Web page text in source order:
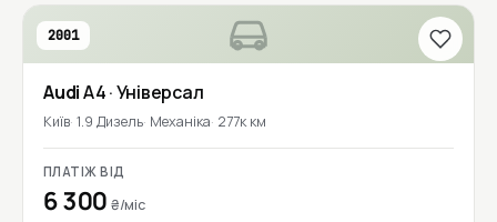
2001
AudiA4· Універсал
Київ 1.9 Дизель Механіка 277к км
ПЛАТІЖ ВІД
6 300₴/міс